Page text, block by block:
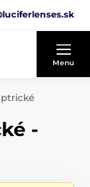
Menu
-